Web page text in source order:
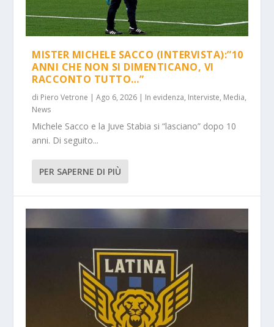
MISTER MICHELE SACCO (INTERVISTA):”10
ANNI CHE NON SI DIMENTICANO, VI
RACCONTO TUTTO…”
di Piero Vetrone |Ago 6, 2026 | In evidenza, Interviste, Media,
News
Michele Sacco e la Juve Stabia si “lasciano” dopo 10
anni. Di seguito...
PER SAPERNE DI PIÙ